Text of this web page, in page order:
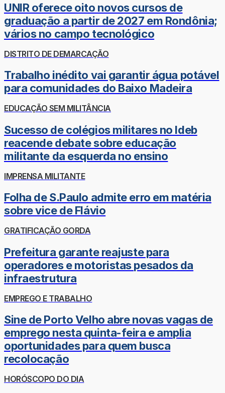
UNIR oferece oito novos cursos de
graduação a partir de 2027 em Rondônia;
vários no campo tecnológico
DISTRITO DE DEMARCAÇÃO
Trabalho inédito vai garantir água potável
para comunidades do Baixo Madeira
EDUCAÇÃO SEM MILITÂNCIA
Sucesso de colégios militares no Ideb
reacende debate sobre educação
militante da esquerda no ensino
IMPRENSA MILITANTE
Folha de S.Paulo admite erro em matéria
sobre vice de Flávio
GRATIFICAÇÃO GORDA
Prefeitura garante reajuste para
operadores e motoristas pesados da
infraestrutura
EMPREGO E TRABALHO
Sine de Porto Velho abre novas vagas de
emprego nesta quinta-feira e amplia
oportunidades para quem busca
recolocação
HORÓSCOPO DO DIA